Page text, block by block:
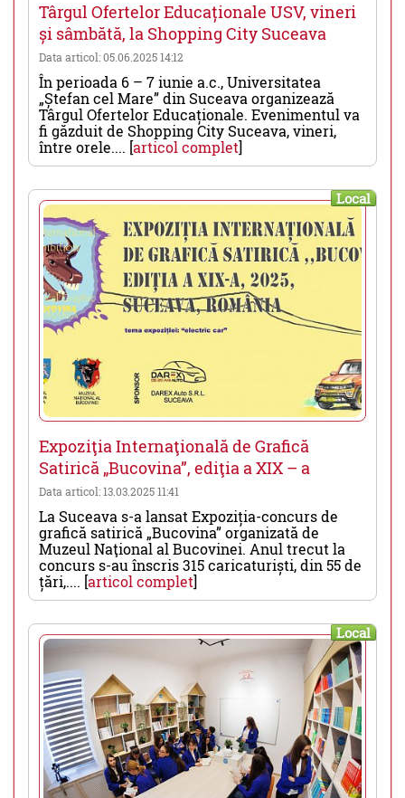
Târgul Ofertelor Educaționale USV, vineri
și sâmbătă, la Shopping City Suceava
Data articol: 05.06.2025 14:12
În perioada 6 – 7 iunie a.c., Universitatea
„Ștefan cel Mare” din Suceava organizează
Târgul Ofertelor Educaționale. Evenimentul va
fi găzduit de Shopping City Suceava, vineri,
între orele.... [articol complet]
Local
Expoziţia Internaţională de Grafică
Satirică „Bucovina”, ediţia a XIX – a
Data articol: 13.03.2025 11:41
La Suceava s-a lansat Expoziția-concurs de
grafică satirică „Bucovina” organizată de
Muzeul Naţional al Bucovinei. Anul trecut la
concurs s-au înscris 315 caricaturiști, din 55 de
țări,.... [articol complet]
Local